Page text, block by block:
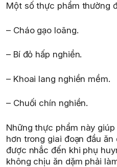
Một số thực phẩm thường
– Cháo gạo loãng.
– Bí đỏ hấp nghiền.
– Khoai lang nghiền mềm.
– Chuối chín nghiền.
Những thực phẩm này
hơn trong giai đoạn đầu
được nhắc đến khi phụ
không chịu ăn dặm phải